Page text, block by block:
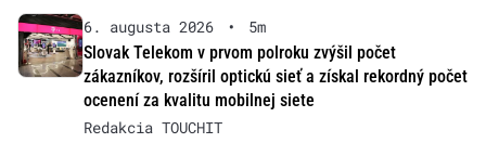
6. augusta 2026 •
5m
Slovak Telekom v prvom polroku zvýšil počet
zákazníkov, rozšíril optickú sieť a získal rekordný počet
ocenení za kvalitu mobilnej siete
Redakcia TOUCHIT